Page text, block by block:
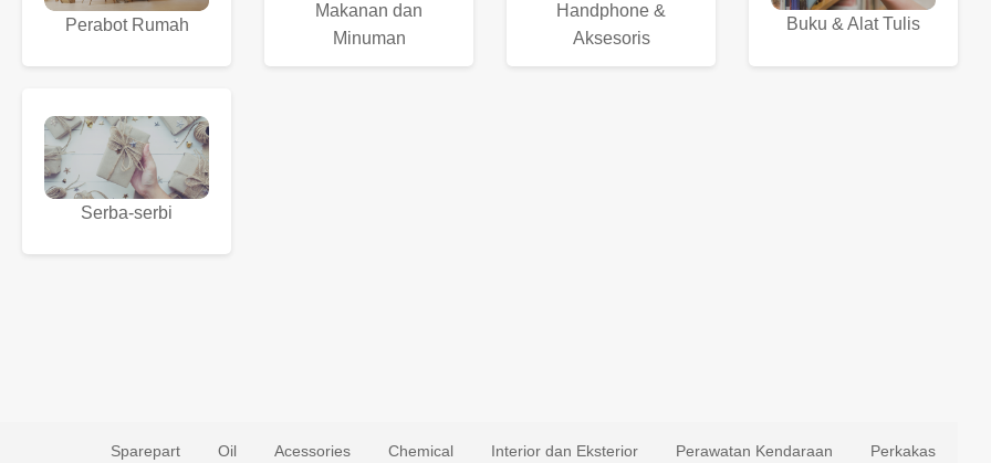
Perabot Rumah
Makanan dan
Minuman
Handphone &
Aksesoris
Buku & Alat Tulis
Serba-serbi
Sparepart Oil Acessories Chemical Interior dan Eksterior Perawatan Kendaraan Perkakas